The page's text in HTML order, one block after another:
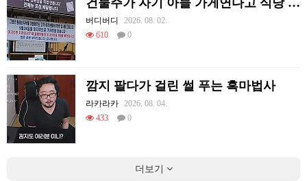
버디버디
2026. 08. 02.
610
0
깜지 팔다가 걸린 썰 푸는 흑마법사
라카라카
2026. 08. 04.
433
0
더보기